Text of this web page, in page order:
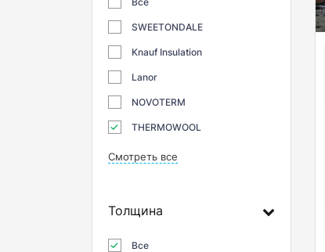
SWEETONDALE
Knauf Insulation
Lanor
NOVOTERM
THERMOWOOL
Смотреть все
Толщина
Все